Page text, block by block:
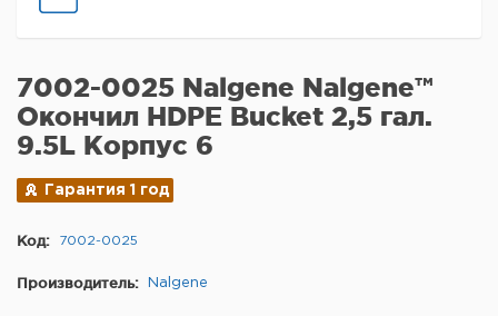
7002-0025 Nalgene Nalgene™
Окончил HDPE Bucket 2,5 гал.
9.5L Корпус 6
Гарантия 1 год
Код: 7002-0025
Производитель: Nalgene